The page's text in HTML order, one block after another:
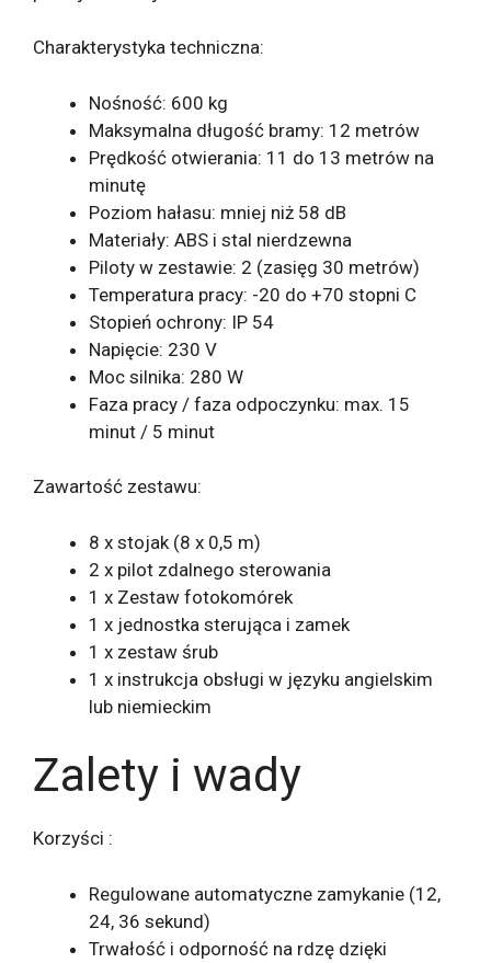
Charakterystyka techniczna:
Nośność: 600 kg
Maksymalna długość bramy: 12 metrów
Prędkość otwierania: 11 do 13 metrów na
minutę
Poziom hałasu: mniej niż 58 dB
Materiały: ABS i stal nierdzewna
Piloty w zestawie: 2 (zasięg 30 metrów)
Temperatura pracy: -20 do +70 stopni C
Stopień ochrony: IP 54
Napięcie: 230 V
Moc silnika: 280 W
Faza pracy / faza odpoczynku: max. 15
minut / 5 minut
Zawartość zestawu:
8 x stojak (8 x 0,5 m)
2 x pilot zdalnego sterowania
1 x Zestaw fotokomórek
1 x jednostka sterująca i zamek
1 x zestaw śrub
1 x instrukcja obsługi w języku angielskim
lub niemieckim
Zalety i wady
Korzyści :
Regulowane automatyczne zamykanie (12,
24, 36 sekund)
Trwałość i odporność na rdzę dzięki